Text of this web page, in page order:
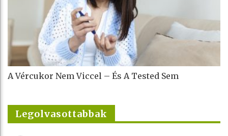
A Vércukor Nem Viccel – És A Tested Sem
Legolvasottabbak